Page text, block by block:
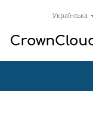
Українська